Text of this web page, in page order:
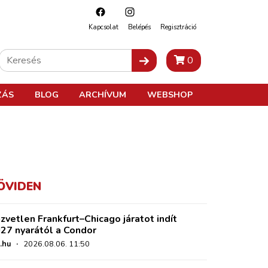
Kapcsolat Belépés Regisztráció
0
BLOG ARCHÍVUM WEBSHOP
Frankfurt–Chicago járatot indít
nyarától a Condor
· 2026.08.06. 11:50